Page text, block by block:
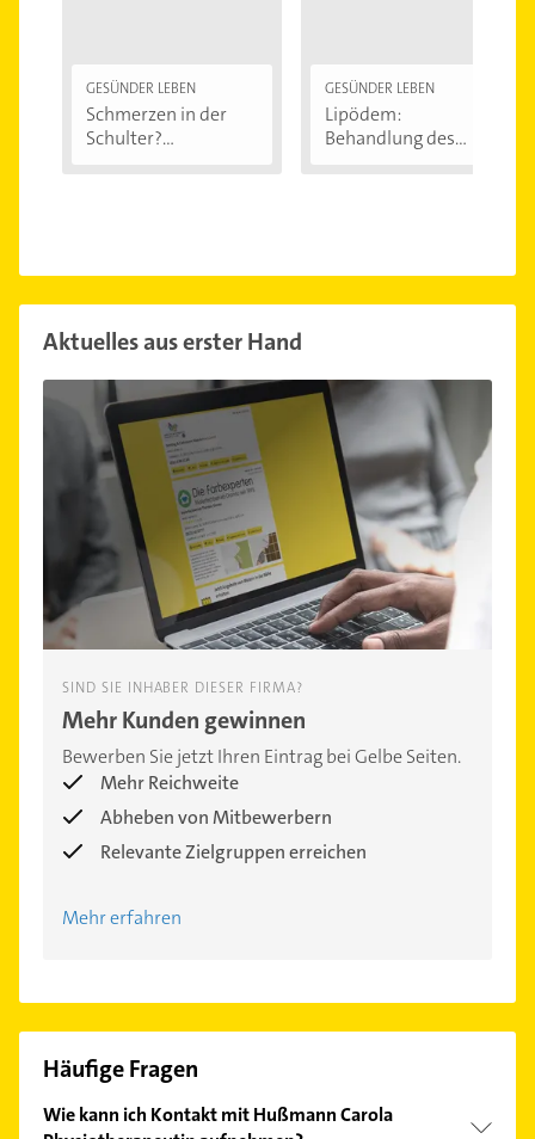
GESÜNDER LEBEN
Schmerzen in der
Schulter?
GESÜNDER LEBEN
Lipödem:
Behandlung des
Aktuelles aus erster Hand
SIND SIE INHABER DIESER FIRMA?
Mehr Kunden gewinnen
Bewerben Sie jetzt Ihren Eintrag bei Gelbe Seiten.
Mehr Reichweite
Abheben von Mitbewerbern
Relevante Zielgruppen erreichen
Mehr erfahren
Häufige Fragen
Wie kann ich Kontakt mit Hußmann Carola